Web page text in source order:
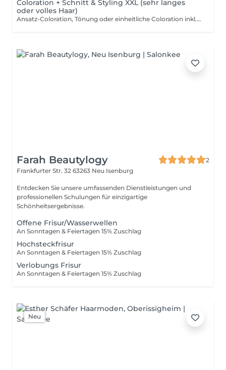
Coloration + Schnitt & Styling XXL (sehr langes
oder volles Haar)
Ansatz-Coloration, Tönung oder einheitliche Coloration inkl. Schnitt und Föhnen – geeignet für sehr langes oder besonders volles Haar. Ideal zur Ansatzbehandlung, Farbauffrischung oder Grauhaarabdeckung. Möchtest du zusätzlich deine Längen und Spitzen auffrischen, empfehlen wir dir, ein Glossing dazuzubuchen, um mehr Glanz und Frische ins Haar zu bringen. Wichtig: Dieses Paket beinhaltet keine Strähnen, Highlights oder Balayage. Solltest du heller werden oder mehr Dimension im Haar wünschen, buche bitte eine entsprechende Strähnen- oder Balayage-Behandlung. Eine gleichmäßige Hellerfärbung ohne Strähnen ist nur in Ausnahmefällen möglich und erfordert eine vorherige Rücksprache mit unserem Team (nur bei unbehandeltem Naturhaar). Der Preis kann je nach Materialverbrauch und individuellem Aufwand variieren (z. B. bei längeren Ansätzen oder höherem Farbbedarf), damit wir dein Ergebnis in gewohnter Qualität umsetzen können.
Farah Beautylogy
2
Frankfurter Str. 32 63263 Neu Isenburg
Entdecken Sie unsere umfassenden Dienstleistungen und
professionellen Schulungen für einzigartige
Schönheitsergebnisse.
Offene Frisur/Wasserwellen
An Sonntagen & Feiertagen 15% Zuschlag
Hochsteckfrisur
An Sonntagen & Feiertagen 15% Zuschlag
Verlobungs Frisur
An Sonntagen & Feiertagen 15% Zuschlag
Neu